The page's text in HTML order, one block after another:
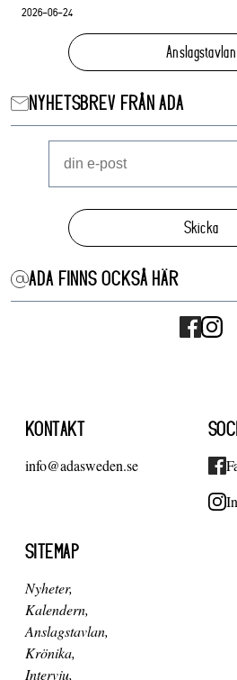
2026-06-24
Anslagstavlan
NYHETSBREV FRÅN ADA
Skicka
ADA FINNS OCKSÅ HÄR
KONTAKT
info@adasweden.se
SITEMAP
Nyheter
Kalendern
Anslagstavlan
Krönika
Intervju